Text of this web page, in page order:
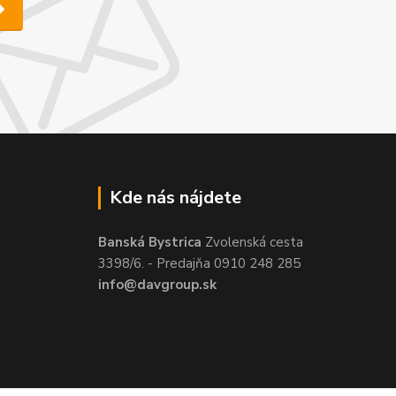
Kde nás nájdete
Banská Bystrica Zvolenská cesta
3398/6. - Predajňa 0910 248 285
info@davgroup.sk